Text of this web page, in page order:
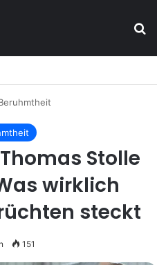
Stolle
wirklich
steckt
151